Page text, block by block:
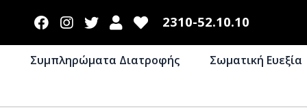
2310-52.10.10
Συμπληρώματα Διατροφής Σωματική Ευεξία